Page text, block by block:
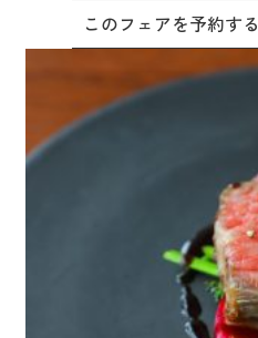
このフェアを予約する